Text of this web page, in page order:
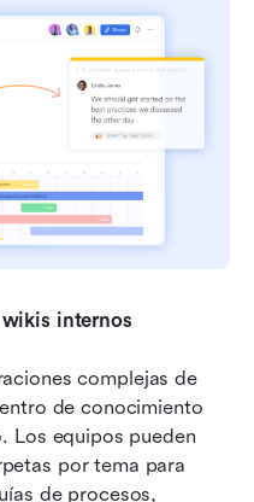
internos
complejas de
de conocimiento
Los equipos pueden
por tema para
de procesos,